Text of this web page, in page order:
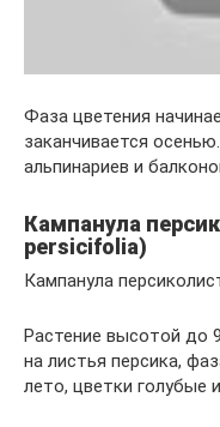
Фаза цветения
заканчивается
альпинариев и
Кампанула
persicifolia)
Кампанула
Растение высотой до
на листья персика,
лето, цветки голубые